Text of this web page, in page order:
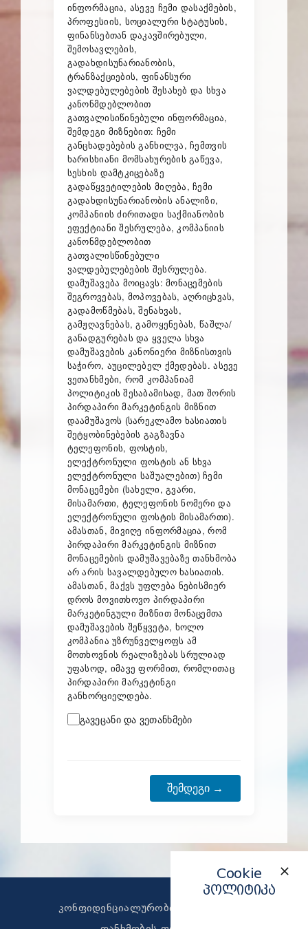
ინფორმაცია, ასევე ჩემი დასაქმების,
პროფესიის, სოციალური სტატუსის,
ფინანსებთან დაკავშირებული,
შემოსავლების,
გადახდისუნარიანობის,
ტრანზაქციების, ფინანსური
ვალდებულებების შესახებ და სხვა
კანონმდებლობით
გათვალისიწინებული ინფორმაცია,
შემდეგი მიზნებით: ჩემი
განცხადებების განხილვა, ჩემთვის
ხარისხიანი მომსახურების გაწევა,
სესხის დამტკიცებაზე
გადაწყვეტილების მიღება, ჩემი
გადახდისუნარიანობის ანალიზი,
კომპანიის ძირითადი საქმიანობის
ეფექტიანი შესრულება, კომპანიის
კანონმდებლობით
გათვალისწინებული
ვალდებულებების შესრულება.
დამუშავება მოიცავს: მონაცემების
შეგროვებას, მოპოვებას, აღრიცხვას,
გადამოწმებას, შენახვას,
გამჟღავნებას, გამოყენებას, წაშლა/
განადგურებას და ყველა სხვა
დამუშავების კანონიერი მიზნისთვის
საჭირო, აუცილებელ ქმედებას. ასევე
ვეთანხმები, რომ კომპანიამ
პოლიტიკის შესაბამისად, მათ შორის
პირდაპირი მარკეტინგის მიზნით
დაამუშავოს (სარეკლამო ხასიათის
შეტყობინებების გაგზავნა
ტელეფონის, ფოსტის,
ელექტრონული ფოსტის ან სხვა
ელექტრონული საშუალებით) ჩემი
მონაცემები (სახელი, გვარი,
მისამართი, ტელეფონის ნომერი და
ელექტრონული ფოსტის მისამართი).
ამასთან, მივიღე ინფორმაცია, რომ
პირდაპირი მარკეტინგის მიზნით
მონაცემების დამუშავებაზე თანხმობა
არ არის სავალდებულო ხასიათის.
ამასთან, მაქვს უფლება ნებისმიერ
დროს მოვითხოვო პირდაპირი
მარკეტინგული მიზნით მონაცემთა
დამუშავების შეწყვეტა, ხოლო
კომპანია უზრუნველყოფს ამ
მოთხოვნის რეალიზებას სრულიად
უფასოდ, იმავე ფორმით, რომლითაც
პირდაპირი მარკეტინგი
განხორციელდება.
გავეცანი და ვეთანხმები
შემდეგი →
კონფიდენციალურობის პოლიტიკა
Cookie
პოლიტიკა